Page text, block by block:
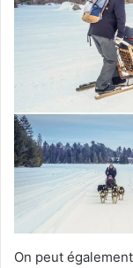
On peut également